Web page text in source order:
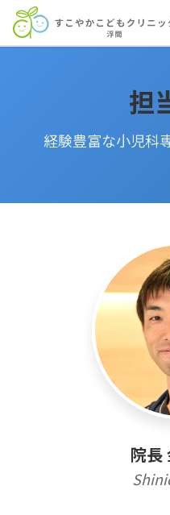
担
経験豊富な小児科
院長